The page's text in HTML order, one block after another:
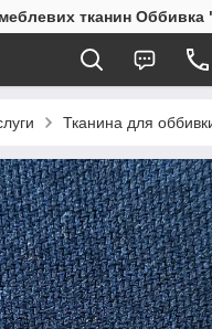
меблевих тканин
Тканина для